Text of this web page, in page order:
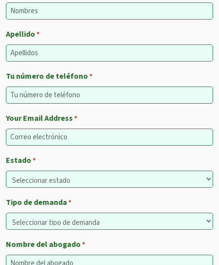
Apellido *
Tu número de teléfono *
Your Email Address *
Estado *
Tipo de demanda *
Nombre del abogado *